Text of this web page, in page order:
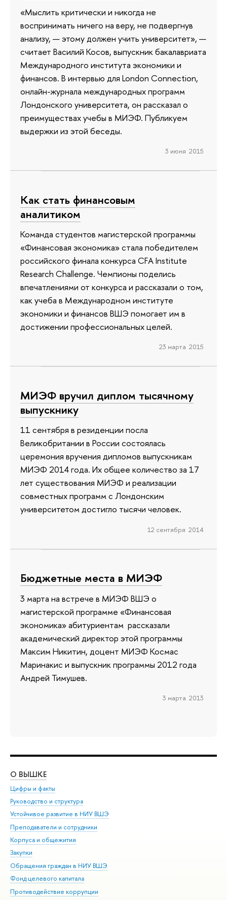
«Мыслить критически и никогда не
воспринимать ничего на веру, не подвергнув
анализу, — этому должен учить университет», —
считает Василий Косов, выпускник бакалавриата
Международного института экономики и
финансов. В интервью для London Connection,
онлайн-журнала международных программ
Лондонского университета, он рассказал о
преимуществах учебы в МИЭФ. Публикуем
выдержки из этой беседы.
3 июня 2015
Как стать финансовым
аналитиком
Команда студентов магистерской программы
«Финансовая экономика» стала победителем
российского финала конкурса CFA Institute
Research Challenge. Чемпионы поделись
впечатлениями от конкурса и рассказали о том,
как учеба в Международном институте
экономики и финансов ВШЭ помогает им в
достижении профессиональных целей.
23 марта 2015
МИЭФ вручил диплом тысячному
выпускнику
11 сентября в резиденции посла
Великобритании в России состоялась
церемония вручения дипломов выпускникам
МИЭФ 2014 года. Их общее количество за 17
лет существования МИЭФ и реализации
совместных программ с Лондонским
университетом достигло тысячи человек.
12 сентября 2014
Бюджетные места в МИЭФ
3 марта на встрече в МИЭФ ВШЭ о
магистерской программе «Финансовая
экономика» абитуриентам рассказали
академический директор этой программы
Максим Никитин, доцент МИЭФ Космас
Маринакис и выпускник программы 2012 года
Андрей Тимушев.
3 марта 2013
О ВЫШКЕ
Цифры и факты
Руководство и структура
Устойчивое развитие в НИУ ВШЭ
Преподаватели и сотрудники
Корпуса и общежития
Закупки
Обращения граждан в НИУ ВШЭ
Фонд целевого капитала
Противодействие коррупции